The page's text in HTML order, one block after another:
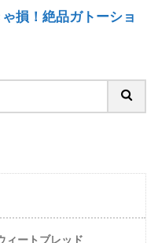
損！絶品ガトーショ
ィートブレッド